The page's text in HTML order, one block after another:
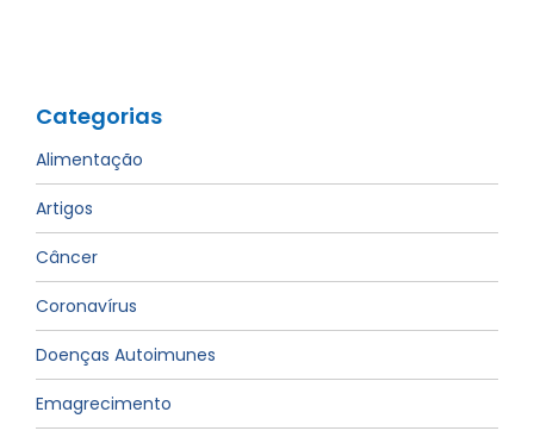
Categorias
Alimentação
Artigos
Câncer
Coronavírus
Doenças Autoimunes
Emagrecimento